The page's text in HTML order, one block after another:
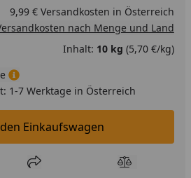
9,99 € Versandkosten in Österreich
nach Menge und Land
Inhalt: 10 kg (5,70 €/kg)
1-7 Werktage in Österreich
In den Einkaufswagen legen
Einkaufswagen
Wunschliste hinzufügen
Teilen Produkt